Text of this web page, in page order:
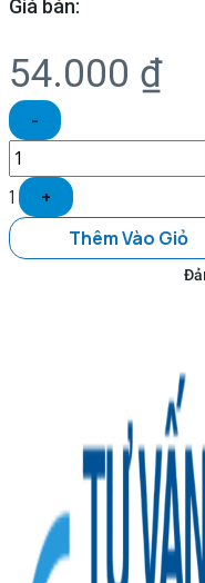
Giá bán:
54.000 ₫
-
1
+
Thêm Vào Giỏ